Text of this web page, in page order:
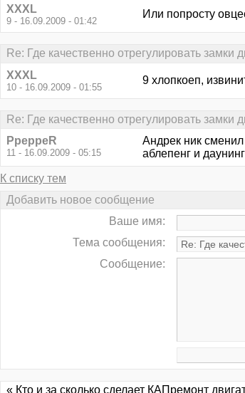
XXXL
9 - 16.09.2009 - 01:42
Или попросту
Re: Где качественно отрегулировать замки
XXXL
10 - 16.09.2009 - 01:55
9 хлопкоеп,
Re: Где качественно отрегулировать замки
PpeppeR
11 - 16.09.2009 - 05:15
Андрек ник
аблепенг и
К списку тем
Добавить новое сообщение
Ваше имя:
Тема сообщения:
Сообщение:
« Кто и за сколько сделает КАПремонт